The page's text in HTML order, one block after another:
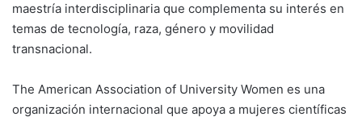
maestría interdisciplinaria que complementa su interés en
temas de tecnología, raza, género y movilidad
transnacional.
The American Association of University Women es una
organización internacional que apoya a mujeres científicas